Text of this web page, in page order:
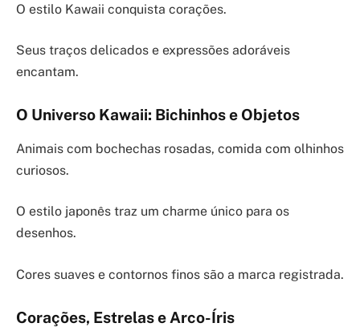
O estilo Kawaii conquista corações.
Seus traços delicados e expressões adoráveis
encantam.
O Universo Kawaii: Bichinhos e Objetos
Animais com bochechas rosadas, comida com olhinhos
curiosos.
O estilo japonês traz um charme único para os
desenhos.
Cores suaves e contornos finos são a marca registrada.
Corações, Estrelas e Arco-Íris